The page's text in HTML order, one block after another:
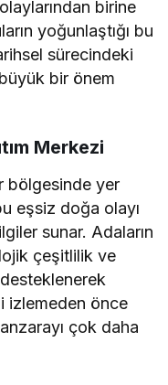
birine
yoğunlaştığı bu
sürecindeki
bir önem
Merkezi
bölgesinde yer
eşsiz doğa olayı
sunar. Adaların
çeşitlilik ve
izlemeden önce
çok daha